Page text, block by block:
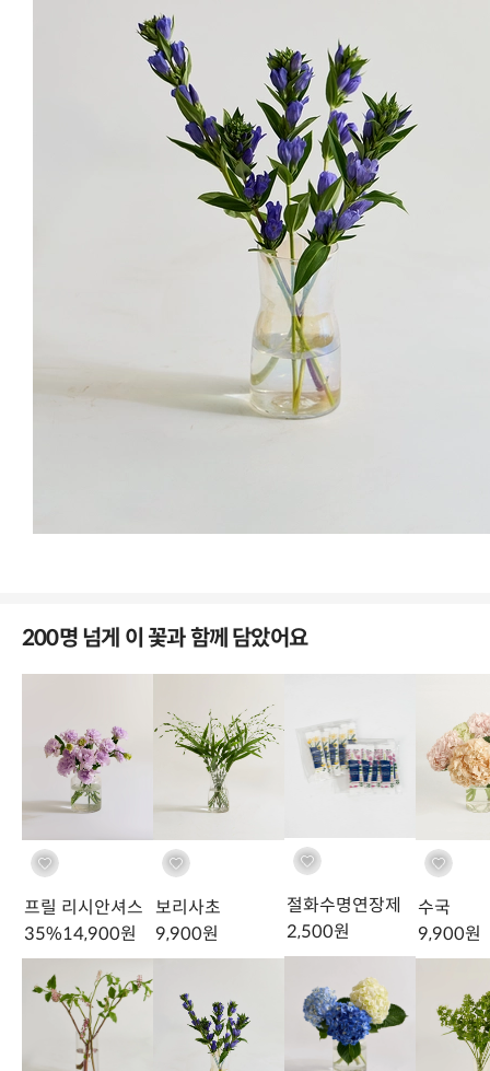
선인장과 식물이지만, 날카로운 가시 속에 섬세한 아름다움을 간직한
에키놉스는 차분하고 신비로운 무드를 좋아하는 이들에게 사랑받는
꽃이에요.
200명 넘게 이 꽃과 함께 담았어요
프릴 리시안셔스
35%14,900원
보리사초
9,900원
절화수명연장제
2,500원
수국
9,900원